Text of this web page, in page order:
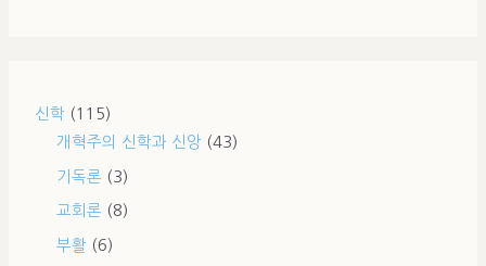
신학 (115)
개혁주의 신학과 신앙 (43)
기독론 (3)
교회론 (8)
부활 (6)